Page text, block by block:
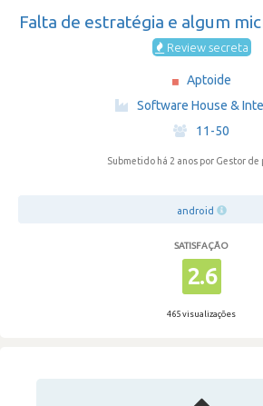
Falta de estratégia e algum
Review secreta
Aptoide
Software House &
·
11-50
Submetido há 2 anos por Gestor de
android
SATISFAÇÃO
2.6
465 visualizações